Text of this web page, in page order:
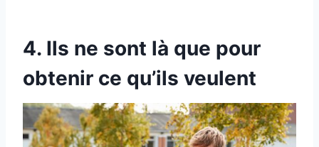
4. Ils ne sont là que pour
obtenir ce qu’ils veulent